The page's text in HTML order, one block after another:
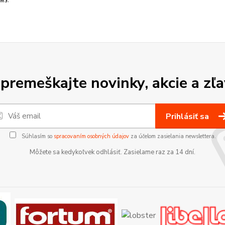
novinky, akcie a
Prihlásiť sa
Súhlasím so spracovaním osobných údajovza účelom zasielania newslettera.
Môžete sa kedykoľvek odhlásiť. Zasielame raz za 14 dní.